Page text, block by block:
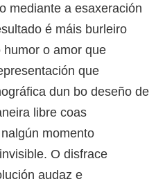
mediante a esaxeración
é máis burleiro
o amor que
que
dun bo deseño de
libre coas
momento
O disfrace
audaz e